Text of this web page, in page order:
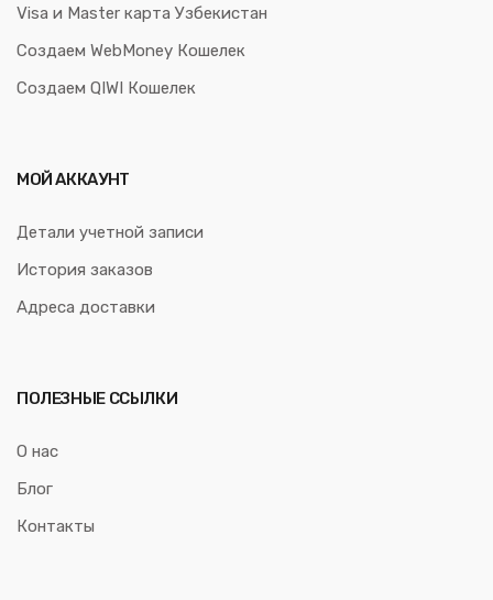
Visa и Master карта Узбекистан
Создаем WebMoney Кошелек
Создаем QIWI Кошелек
МОЙ АККАУНТ
Детали учетной записи
История заказов
Адреса доставки
ПОЛЕЗНЫЕ ССЫЛКИ
О нас
Блог
Контакты